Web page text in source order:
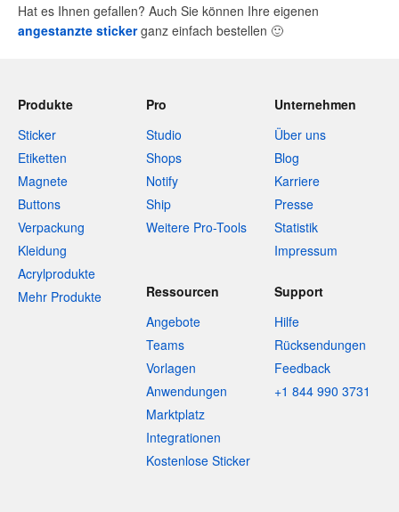
Hat es Ihnen gefallen? Auch Sie können Ihre eigenen
angestanzte stickerganz einfach bestellen 🙂
Produkte
Sticker
Etiketten
Magnete
Buttons
Verpackung
Kleidung
Acrylprodukte
Mehr Produkte
Pro
Studio
Shops
Notify
Ship
Weitere Pro-Tools
Unternehmen
Über uns
Blog
Karriere
Presse
Statistik
Impressum
Ressourcen
Angebote
Teams
Vorlagen
Anwendungen
Marktplatz
Integrationen
Kostenlose Sticker
Support
Hilfe
Rücksendungen
Feedback
+1 844 990 3731